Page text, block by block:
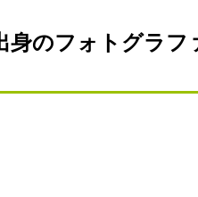
身のフォトグラ